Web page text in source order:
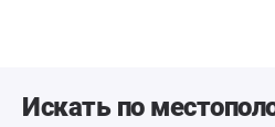
Искать по